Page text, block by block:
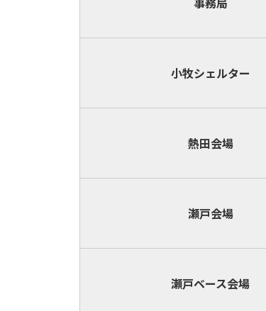
事務局
小牧シェルター
熱田会場
瀬戸会場
瀬戸ベース会場